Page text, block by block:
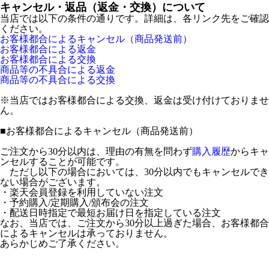
キャンセル・返品（返金・交換）について
当店では以下の条件の通りです。詳細は、各リンク先をご確認
ください。
お客様都合によるキャンセル（商品発送前）
お客様都合による返金
お客様都合による交換
商品等の不具合による返金
商品等の不具合による交換
※当店ではお客様都合による交換、返金は受け付けておりませ
ん。
■お客様都合によるキャンセル（商品発送前）
ご注文から30分以内は、理由の有無を問わず購入履歴からキャ
ンセルすることが可能です。
ただし以下の場合においては、30分以内でもキャンセルでき
ない場合がございます。
・楽天会員登録を利用していない注文
・予約購入/定期購入/頒布会の注文
・配送日時指定で最短お届け日を指定している注文
なお、当店では、ご注文から30分以上過ぎた場合、お客様都合
によるキャンセルは承っておりません。
あらかじめご了承ください。